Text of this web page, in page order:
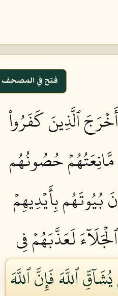
فتح في المصحف
ٱلَّذِينَ كَفَرُواْ
حُصُونُهُم
بِأَيۡدِيهِمۡ
لَعَذَّبَهُمۡ فِي
ٱللَّهَ فَإِنَّ ٱللَّهَ